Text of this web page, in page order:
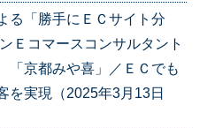
る「勝手にＥＣサイト分
コマースコンサルタント
京都みや喜」／ＥＣでも
を実現（2025年3月13日